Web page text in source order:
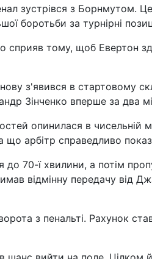
зустрівся з Борнмутом.
боротьби за турнірні
сприяв тому, щоб Евертон
з'явився в стартовому
Зінченко вперше за два
опинилася в чисельній
що арбітр справедливо
70-ї хвилини, а потім
відмінну передачу від
з пенальті. Рахунок